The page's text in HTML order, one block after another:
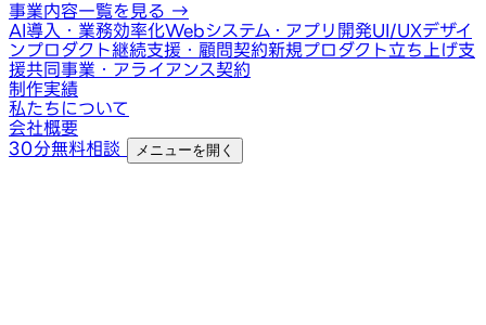
事業内容一覧を見る →
AI導入・業務効率化Webシステム・アプリ開発UI/UXデザイ
ンプロダクト継続支援・顧問契約新規プロダクト立ち上げ支
援共同事業・アライアンス契約
制作実績
私たちについて
会社概要
30分無料相談
メニューを開く